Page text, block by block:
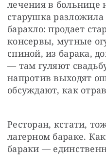
лечения в больнице
старушка
барахло: продает
консервы, мутные
спиной, из барака,
— ​там гуляют
напротив выходят
обсуждают, как
Ресторан, кстати,
лагерном бараке.
бараки —